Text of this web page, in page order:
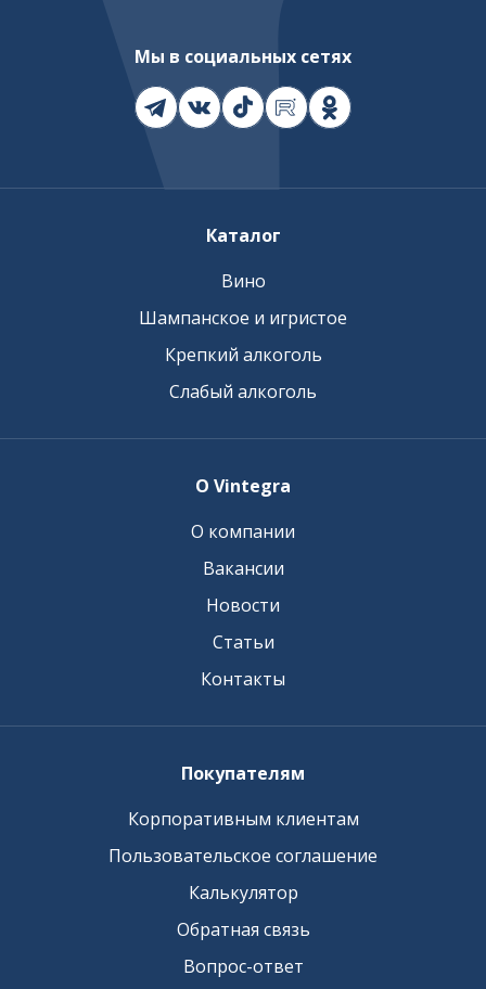
Мы в социальных сетях
Каталог
Вино
Шампанское и игристое
Крепкий алкоголь
Слабый алкоголь
О Vintegra
О компании
Вакансии
Новости
Статьи
Контакты
Покупателям
Корпоративным клиентам
Пользовательское соглашение
Калькулятор
Обратная связь
Вопрос-ответ